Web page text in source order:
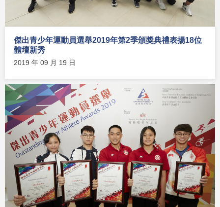
傑出青少年運動員選舉2019年第2季頒獎典禮表揚18位
體壇新秀
2019 年 09 月 19 日